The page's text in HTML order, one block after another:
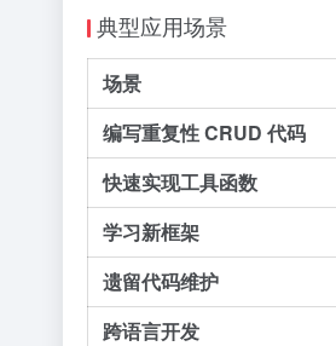
典型应用场景
场景
编写重复性 CRUD 代码
快速实现工具函数
学习新框架
遗留代码维护
跨语言开发